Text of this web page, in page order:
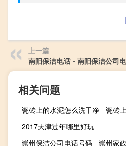
上一篇
南阳保洁电话 - 南阳保洁公司
相关问题
瓷砖上的水泥怎么洗干净 - 瓷砖
2017天津过年哪里好玩
崇州保洁公司电话号码 - 崇州家